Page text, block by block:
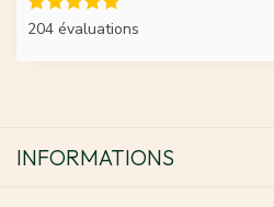
204 évaluations
INFORMATIONS